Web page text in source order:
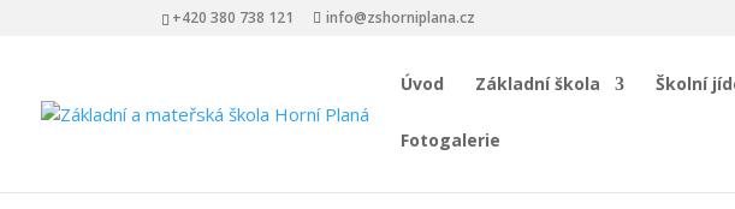
Spravovat Souhlas s cookies+420 380 738 121 info@zshorniplana.cz
Úvod Základní škola Školní
Fotogalerie